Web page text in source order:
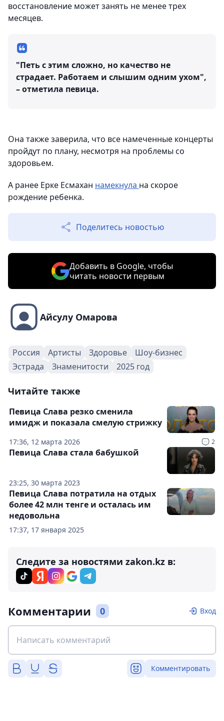
восстановление может занять не менее трех
месяцев.
"Петь с этим сложно, но качество не
страдает. Работаем и слышим одним ухом",
– отметила певица.
Она также заверила, что все намеченные концерты
пройдут по плану, несмотря на проблемы со
здоровьем.
А ранее Ерке Есмахан намекнула на скорое
рождение ребенка.
Поделитесь новостью
Добавить в Google, чтобы
читать новости первым
Айсулу Омарова
Россия Артисты Здоровье
Шоу-бизнес
Эстрада
Знаменитости 2025 год
Читайте также
17:36, 12 марта 2026 2
Певица Слава резко сменила
имидж и показала смелую стрижку
23:25, 30 марта 2023
Певица Слава стала бабушкой
17:37, 17 января 2025
Певица Слава потратила на отдых
более 42 млн тенге и осталась им
недовольна
Следите за новостями zakon.kz в:
Комментарии 0 Вход
Комментировать